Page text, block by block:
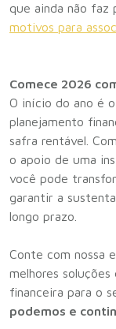
que ainda não faz
motivos para
Comece 2026
O início do ano é
planejamento
safra rentável.
o apoio de uma
você pode
garantir a
longo prazo.
Conte com nossa
melhores
financeira para o
podemos e